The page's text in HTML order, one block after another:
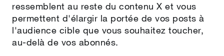
ressemblent au reste du contenu X et vous
permettent d'élargir la portée de vos posts à
l'audience cible que vous souhaitez toucher,
au‑delà de vos abonnés.